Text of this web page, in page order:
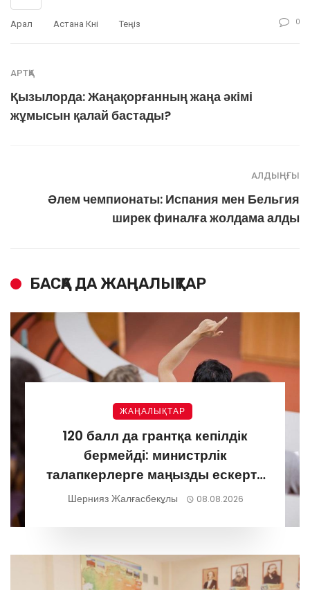
Арал Астана Күні Теңіз 0
АРТҚА
Қызылорда: Жаңақорғанның жаңа әкімі
жұмысын қалай бастады?
АЛДЫҢҒЫ
Әлем чемпионаты: Испания мен Бельгия
ширек финалға жолдама алды
БАСҚА ДА ЖАҢАЛЫҚТАР
ЖАҢАЛЫҚТАР
120 балл да грантқа кепілдік
бермейді: министрлік
талапкерлерге маңызды ескерту
жасады
Шернияз Жалғасбекұлы 08.08.2026